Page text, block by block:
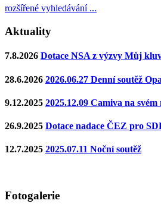
rozšířené vyhledávání ...
Aktuality
7.8.2026 Dotace NSA z výzvy Můj
28.6.2026 2026.06.27 Denní soutěž
9.12.2025 2025.12.09 Camiva na svém
26.9.2025 Dotace nadace ČEZ pro
12.7.2025 2025.07.11 Noční soutěž
Fotogalerie